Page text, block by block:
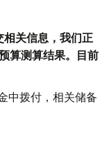
相关信息，我们正
算测算结果。目前
中拨付，相关储备